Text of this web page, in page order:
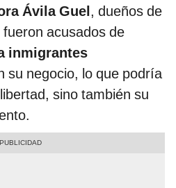
Ávila Guel, dueños de
acusados de
inmigrantes
su negocio, lo que podría
sino también su